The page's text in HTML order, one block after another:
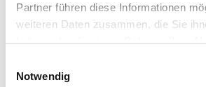
Partner führen diese Informationen
weiteren Daten zusammen, die Sie
haben oder die sie im Rahmen Ihrer
Notwendig
Umrechnungsfaktoren